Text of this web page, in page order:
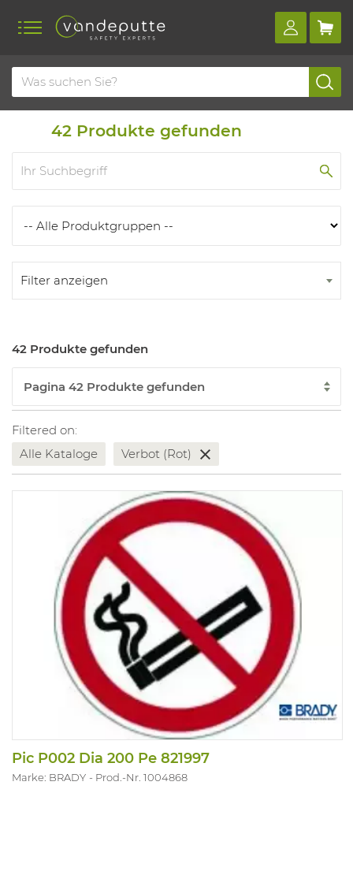
Home Produkte
42 Produkte gefunden
Filter anzeigen
42 Produkte gefunden
Filtered on:
Alle Kataloge
Verbot (Rot)
Pic P002 Dia 200 Pe 821997
Marke: BRADY Prod.-Nr. 1004868